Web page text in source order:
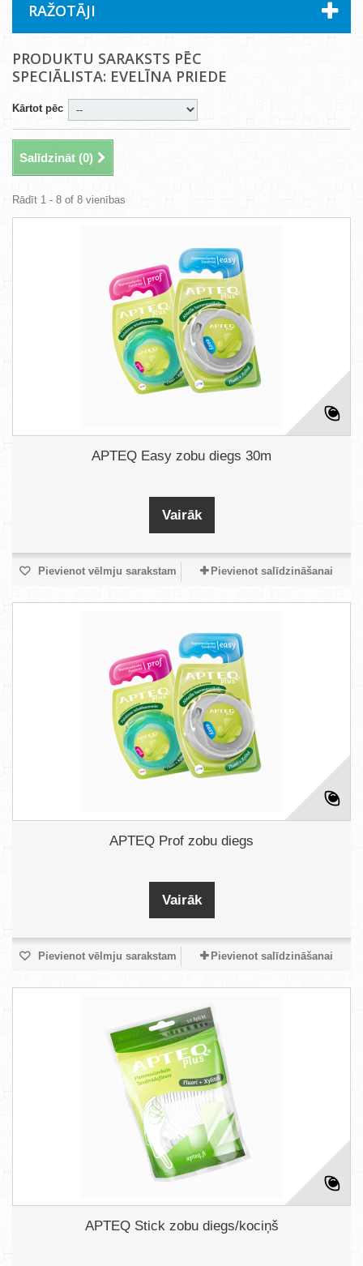
RAŽOTĀJI
PRODUKTU SARAKSTS PĒC
SPECIĀLISTA: EVELĪNA PRIEDE
Kārtot pēc
Salīdzināt (0)
Rādīt 1 - 8 of 8 vienības
APTEQ Easy zobu diegs 30m
Vairāk
Pievienot vēlmju sarakstam Pievienot salīdzināšanai
APTEQ Prof zobu diegs
Vairāk
Pievienot vēlmju sarakstam Pievienot salīdzināšanai
APTEQ Stick zobu diegs/kociņš